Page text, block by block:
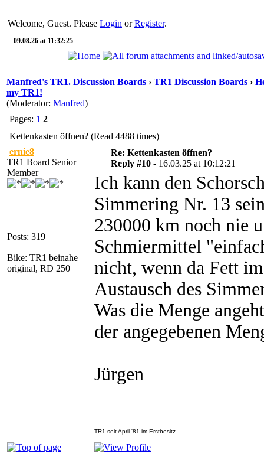
Welcome, Guest. Please Login orRegister.
09.08.26 at 11:32:25
Manfred's TR1. Discussion Boards › TR1 Discussion Boards ›
my TR1!
(Moderator: Manfred)
Pages: 1 2
Kettenkasten öffnen? (Read 4488 times)
ernie8
TR1 Board Senior
Member
Posts: 319
Bike: TR1 beinahe
original, RD 250
Re: Kettenkasten öffnen?
Reply #10 - 16.03.25 at 10:12:21
Ich kann den
Simmering Nr. 13
230000 km noch nie
Schmiermittel
nicht, wenn da Fett
Austausch des
Was die Menge
der angegebenen
Jürgen
TR1 seit April '81 im Erstbesitz